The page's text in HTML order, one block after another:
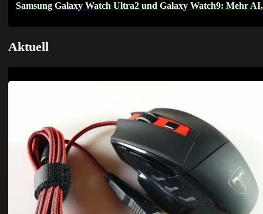
Samsung Galaxy Watch Ultra2 und Galaxy Watch9: Mehr
Aktuell